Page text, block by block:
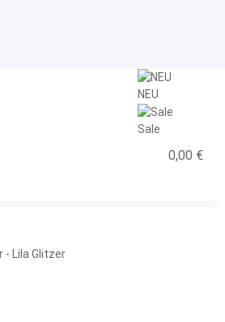
NEU
Sale
0,00 €